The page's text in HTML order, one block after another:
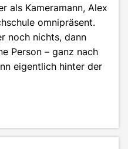
als Kameramann, Alex
omnipräsent.
noch nichts, dann
Person – ganz nach
eigentlich hinter der